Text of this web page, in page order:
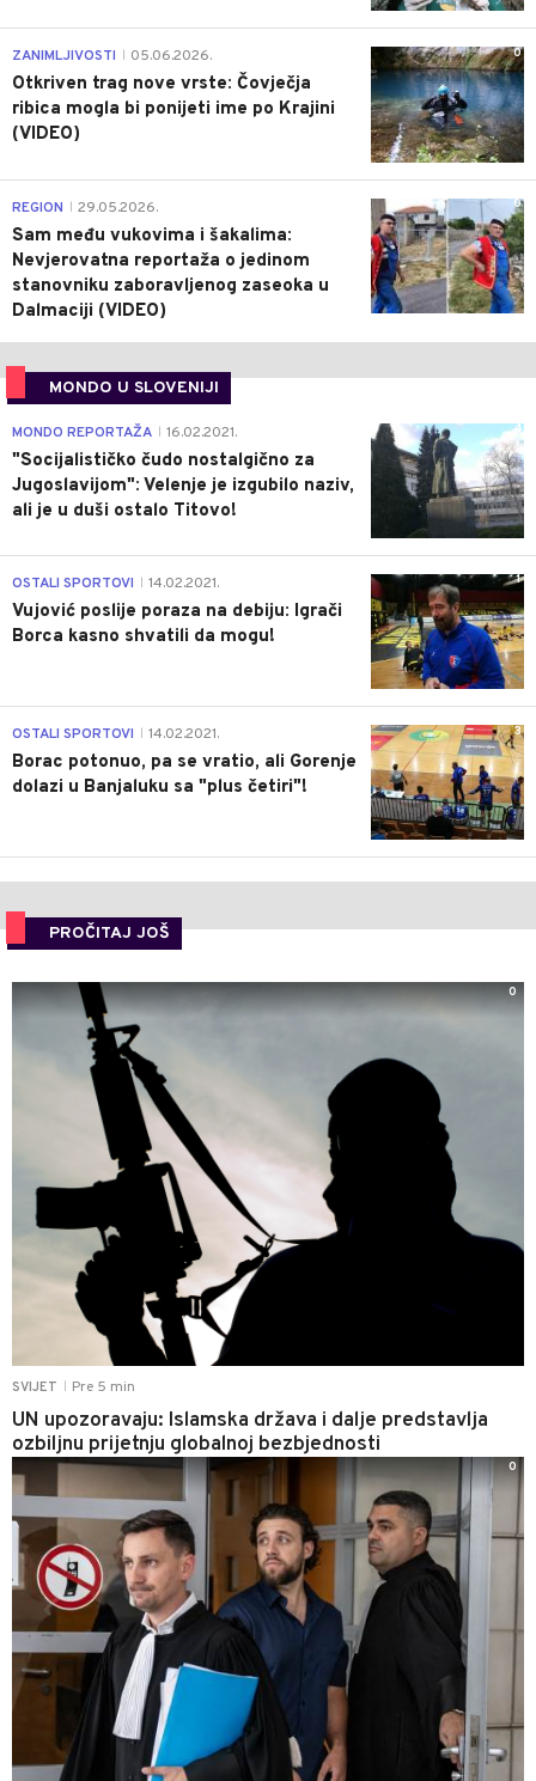
0
ZANIMLJIVOSTI 05.06.2026.
Otkriven trag nove vrste: Čovječja
ribica mogla bi ponijeti ime po Krajini
(VIDEO)
0
REGION 29.05.2026.
Sam među vukovima i šakalima:
Nevjerovatna reportaža o jedinom
stanovniku zaboravljenog zaseoka u
Dalmaciji (VIDEO)
MONDO U SLOVENIJI
4
MONDO REPORTAŽA 16.02.2021.
"Socijalističko čudo nostalgično za
Jugoslavijom": Velenje je izgubilo naziv,
ali je u duši ostalo Titovo!
1
OSTALI SPORTOVI 14.02.2021.
Vujović poslije poraza na debiju: Igrači
Borca kasno shvatili da mogu!
3
OSTALI SPORTOVI 14.02.2021.
Borac potonuo, pa se vratio, ali Gorenje
dolazi u Banjaluku sa "plus četiri"!
PROČITAJ JOŠ
SVIJET Pre 5 min
UN upozoravaju: Islamska država i dalje predstavlja
ozbiljnu prijetnju globalnoj bezbjednosti
0
0